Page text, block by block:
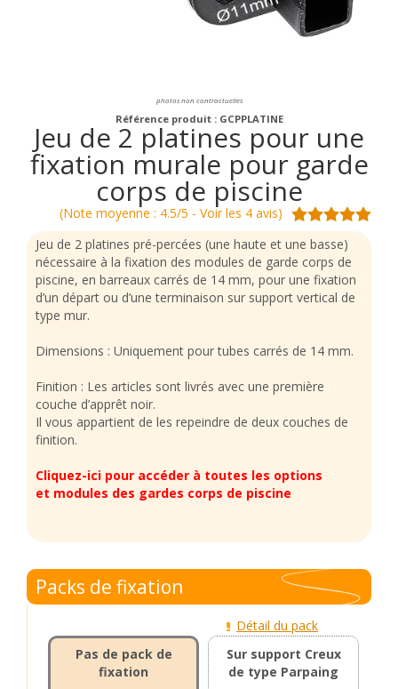
photos non contractuelles
Référence produit : GCPPLATINE
Jeu de 2 platines pour une
fixation murale pour garde
corps de piscine
(Note moyenne : 4.5/5 - Voir les 4 avis)
Jeu de 2 platines pré-percées (une haute et une basse)
nécessaire à la fixation des modules de garde corps de
piscine, en barreaux carrés de 14 mm, pour une fixation
d’un départ ou d’une terminaison sur support vertical de
type mur.
Dimensions : Uniquement pour tubes carrés de 14 mm.
Finition : Les articles sont livrés avec une première
couche d’apprêt noir.
Il vous appartient de les repeindre de deux couches de
finition.
Cliquez-ici pour accéder à toutes les options
et modules des gardes corps de piscine
Packs de fixation
Pas de pack de
fixation
Détail du pack
Sur support Creux
de type Parpaing